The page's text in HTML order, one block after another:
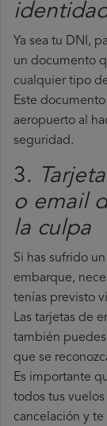
Ya sea tu DNI,
un documento
cualquier tipo
Este
aeropuerto al
seguridad.
3.
o email
la culpa
Si has sufrido
embarque,
tenías previsto
Las tarjetas de
también puedes
que se
Es importante
todos tus
cancelación y